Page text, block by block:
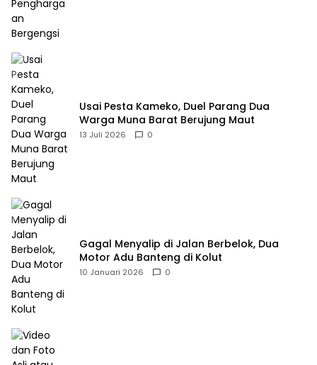
Usai Pesta Kameko, Duel Parang Dua
Warga Muna Barat Berujung Maut
13 Juli 2026 0
Gagal Menyalip di Jalan Berbelok, Dua
Motor Adu Banteng di Kolut
10 Januari 2026 0